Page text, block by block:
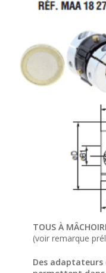
TOUS À
(voir remarque
Des adaptateurs